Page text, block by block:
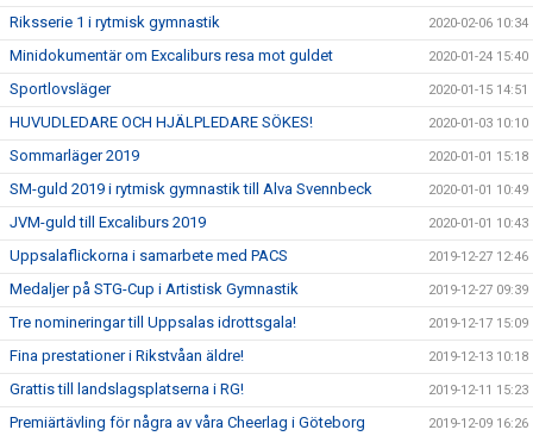
Riksserie 1 i rytmisk gymnastik 2020-02-06 10:34
Minidokumentär om Excaliburs resa mot guldet 2020-01-24 15:40
Sportlovsläger 2020-01-15 14:51
HUVUDLEDARE OCH HJÄLPLEDARE SÖKES! 2020-01-03 10:10
Sommarläger 2019 2020-01-01 15:18
SM-guld 2019 i rytmisk gymnastik till Alva Svennbeck 2020-01-01 10:49
JVM-guld till Excaliburs 2019 2020-01-01 10:43
Uppsalaflickorna i samarbete med PACS 2019-12-27 12:46
Medaljer på STG-Cup i Artistisk Gymnastik 2019-12-27 09:39
Tre nomineringar till Uppsalas idrottsgala! 2019-12-17 15:09
Fina prestationer i Rikstvåan äldre! 2019-12-13 10:18
Grattis till landslagsplatserna i RG! 2019-12-11 15:23
Premiärtävling för några av våra Cheerlag i Göteborg 2019-12-09 16:26